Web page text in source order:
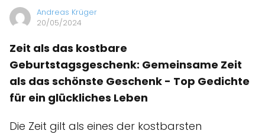
Andreas Krüger
20/05/2024
Zeit als das kostbare
Geburtstagsgeschenk: Gemeinsame Zeit
als das schönste Geschenk - Top Gedichte
für ein glückliches Leben
Die Zeit gilt als eines der kostbarsten